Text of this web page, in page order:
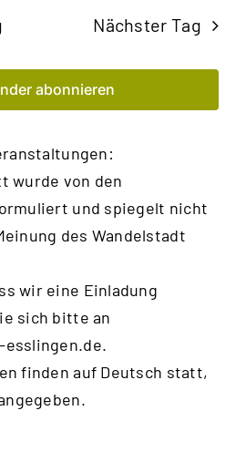
und
Nächster Tag
abonnieren
wurde von den
und spiegelt nicht
des Wandelstadt
wir eine Einladung
sich bitte an
esslingen.de.
finden auf Deutsch statt,